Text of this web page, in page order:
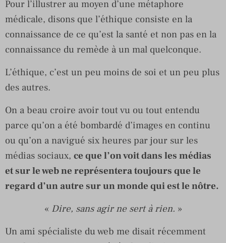
Pour l’illustrer au moyen d’une métaphore
médicale, disons que l’éthique consiste en la
connaissance de ce qu’est la santé et non pas en la
connaissance du remède à un mal quelconque.
L’éthique, c’est un peu moins de soi et un peu plus
des autres.
On a beau croire avoir tout vu ou tout entendu
parce qu’on a été bombardé d’images en continu
ou qu’on a navigué six heures par jour sur les
médias sociaux, ce que l’on voit dans les médias
et sur le web ne représentera toujours que le
regard d’un autre sur un monde qui est le nôtre.
« Dire, sans agir ne sert à rien. »
Un ami spécialiste du web me disait récemment